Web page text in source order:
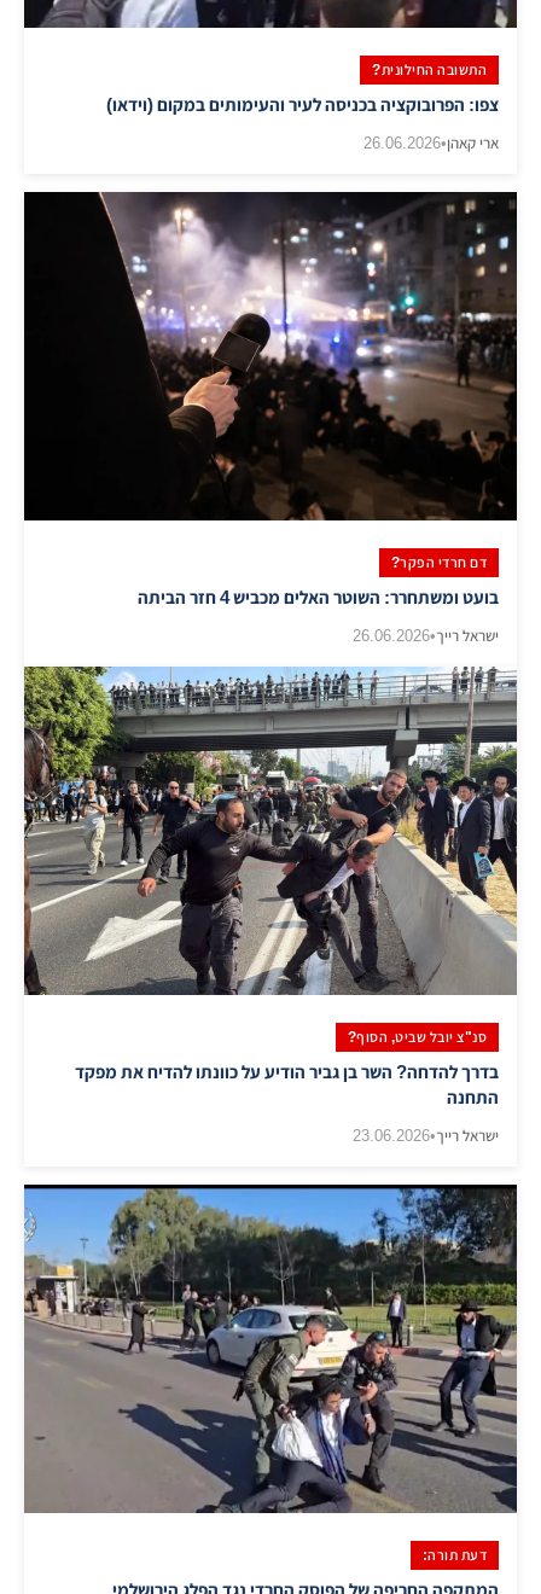
התשובה החילונית?
צפו: הפרובוקציה בכניסה לעיר והעימותים במקום (וידאו)
ארי קאהן•
26.06.2026
דם חרדי הפקר?
בועט ומשתחרר: השוטר האלים מכביש 4 חזר הביתה
ישראל רייך•
26.06.2026
סנ"צ יובל שביט, הסוף?
בדרך להדחה? השר בן גביר הודיע על כוונתו להדיח את מפקד
התחנה
ישראל רייך•
23.06.2026
דעת תורה: